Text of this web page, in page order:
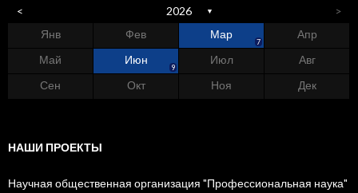
< 2026 ▼
>
Янв
Фев Мар
7
Апр
Май
Июн
9
Июл
Авг
Сен
Окт Ноя Дек
НАШИ ПРОЕКТЫ
Научная общественная организация "Профессиональная наука"